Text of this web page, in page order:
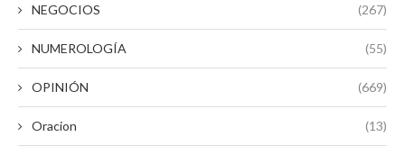
NEGOCIOS (267)
NUMEROLOGÍA (55)
OPINIÓN (669)
Oracion (13)